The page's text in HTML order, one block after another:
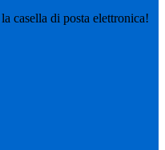
casella di posta elettronica!